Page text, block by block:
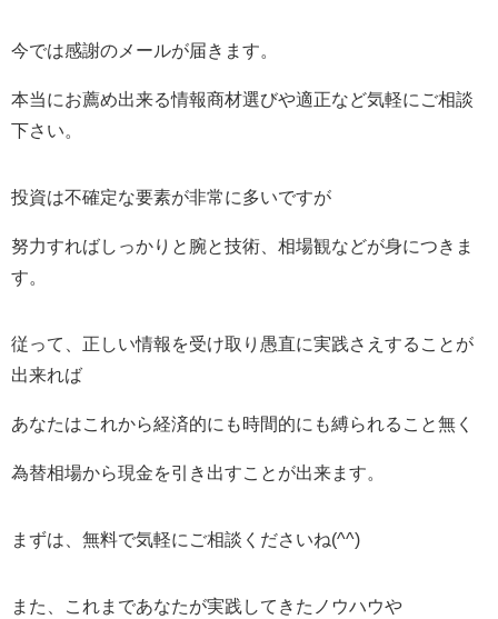
今では感謝のメールが届きます。
本当にお薦め出来る情報商材選びや適正など気軽にご相談
下さい。
投資は不確定な要素が非常に多いですが
努力すればしっかりと腕と技術、相場観などが身につきま
す。
従って、正しい情報を受け取り愚直に実践さえすることが
出来れば
あなたはこれから経済的にも時間的にも縛られること無く
為替相場から現金を引き出すことが出来ます。
まずは、無料で気軽にご相談くださいね(^^)
また、これまであなたが実践してきたノウハウや